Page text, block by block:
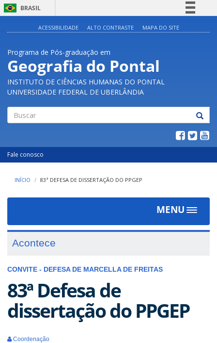
BRASIL
Acesso à informação
Legislação
Canais
ACESSIBILIDADE ALTO CONTRASTE MAPA DO SITE
Programa de Pós-graduação em
Geografia do Pontal
INSTITUTO DE CIÊNCIAS HUMANAS DO PONTAL
UNIVERSIDADE FEDERAL DE UBERLÂNDIA
Fale conosco
INÍCIO 83ª DEFESA DE DISSERTAÇÃO DO PPGEP
MENU
Toggle
Acontece
CONVITE - DEFESA DE MARCELLA DE FREITAS
83ª Defesa de
dissertação do PPGEP
Coordenação